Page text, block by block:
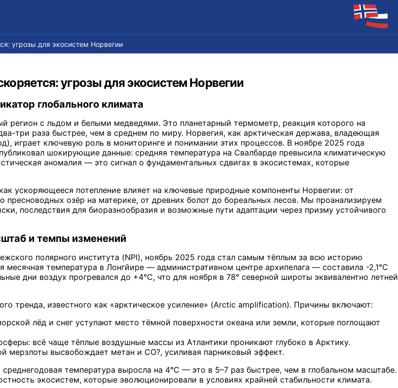
угрозы для экосистем Норвегии
угрозы для экосистем Норвегии
глобального климата
регион с льдом и белыми медведями. Это планетарный термометр, реакция которого на
три раза быстрее, чем в среднем по миру. Норвегия, как арктическая держава, владеющая
играет ключевую роль в мониторинге и понимании этих процессов. В ноябре 2025 года
шокирующие данные: средняя температура на Свалбарде превысила климатическую
аномалия — это сигнал о фундаментальных сдвигах в экосистемах, которые
ускоряющееся потепление влияет на ключевые природные компоненты Норвегии: от
пресноводных озёр на материке, от древних болот до бореальных лесов. Мы проанализируем
последствия для биоразнообразия и возможные пути адаптации через призму устойчивого
и темпы изменений
полярного института (NPI), ноябрь 2025 года стал самым тёплым за всю историю
месячная температура в Лонгйире — административном центре архипелага — составила -2,1°C
дни воздух прогревался до +4°C, что для ноября в 78° северной широты эквивалентно летней
тренда, известного как «арктическое усиление» (Arctic amplification). Причины включают:
лёд и снег уступают место тёмной поверхности океана или земли, которые поглощают
всё чаще тёплые воздушные массы из Атлантики проникают глубоко в Арктику.
мерзлоты высвобождает метан и CO?, усиливая парниковый эффект.
температура выросла на 4°C — это в 5–7 раз быстрее, чем в глобальном масштабе.
экосистем, которые эволюционировали в условиях крайней стабильности климата.